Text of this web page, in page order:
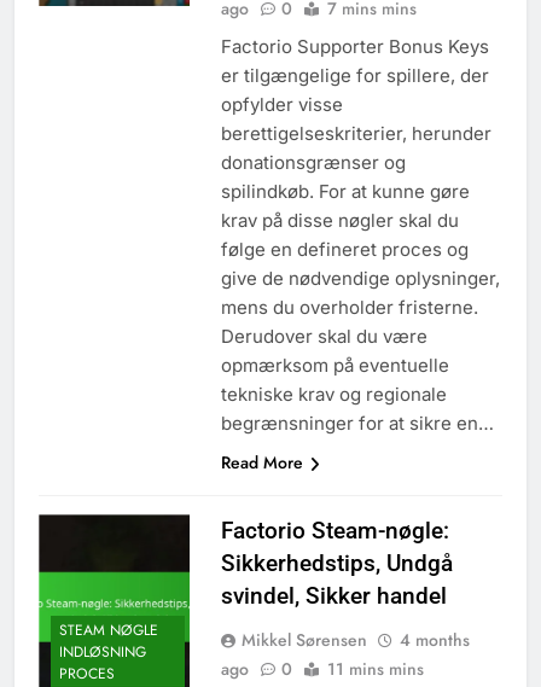
ago
0 7 mins mins
Factorio Supporter Bonus Keys
er tilgængelige for spillere, der
opfylder visse
berettigelseskriterier, herunder
donationsgrænser og
spilindkøb. For at kunne gøre
krav på disse nøgler skal du
følge en defineret proces og
give de nødvendige oplysninger,
mens du overholder fristerne.
Derudover skal du være
opmærksom på eventuelle
tekniske krav og regionale
begrænsninger for at sikre en…
Read More
STEAM NØGLE
INDLØSNING
PROCES
Factorio Steam-nøgle:
Sikkerhedstips, Undgå
svindel, Sikker handel
Mikkel Sørensen
4 months
ago
0 11 mins mins